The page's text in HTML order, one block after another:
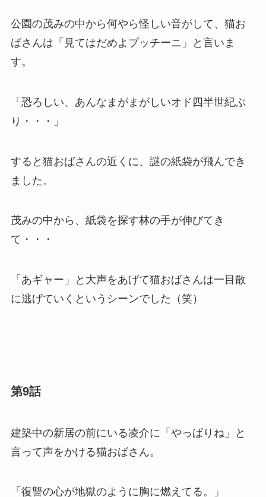
公園の茂みの中から何やら怪しい音がして、猫お
ばさんは「見てはだめよプッチーニ」と言いま
す。
「恐ろしい、あんなまがまがしいオド四半世紀ぶ
り・・・」
すると猫おばさんの近くに、謎の紙袋が飛んでき
ました。
茂みの中から、紙袋を探す林の手が伸びてき
て・・・
「あギャー」と大声をあげて猫おばさんは一目散
に逃げていくというシーンでした（笑）
第9話
建築中の新居の前にいる凌介に「やっぱりね」と
言って声をかける猫おばさん。
「復讐の心が地獄のように胸に燃えてる。」